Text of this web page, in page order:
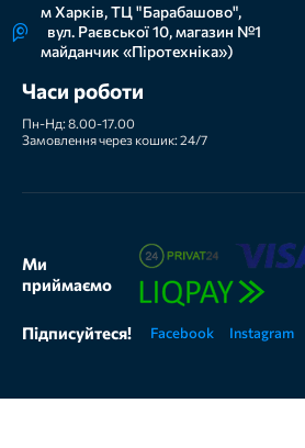
м Харків, ТЦ "Барабашово",
вул. Раєвської 10, магазин №1
майданчик «Піротехніка»)
Часи роботи
Пн-Нд: 8.00-17.00
Замовлення через кошик: 24/7
Ми
приймаємо
Підписуйтеся! Facebook Instagram